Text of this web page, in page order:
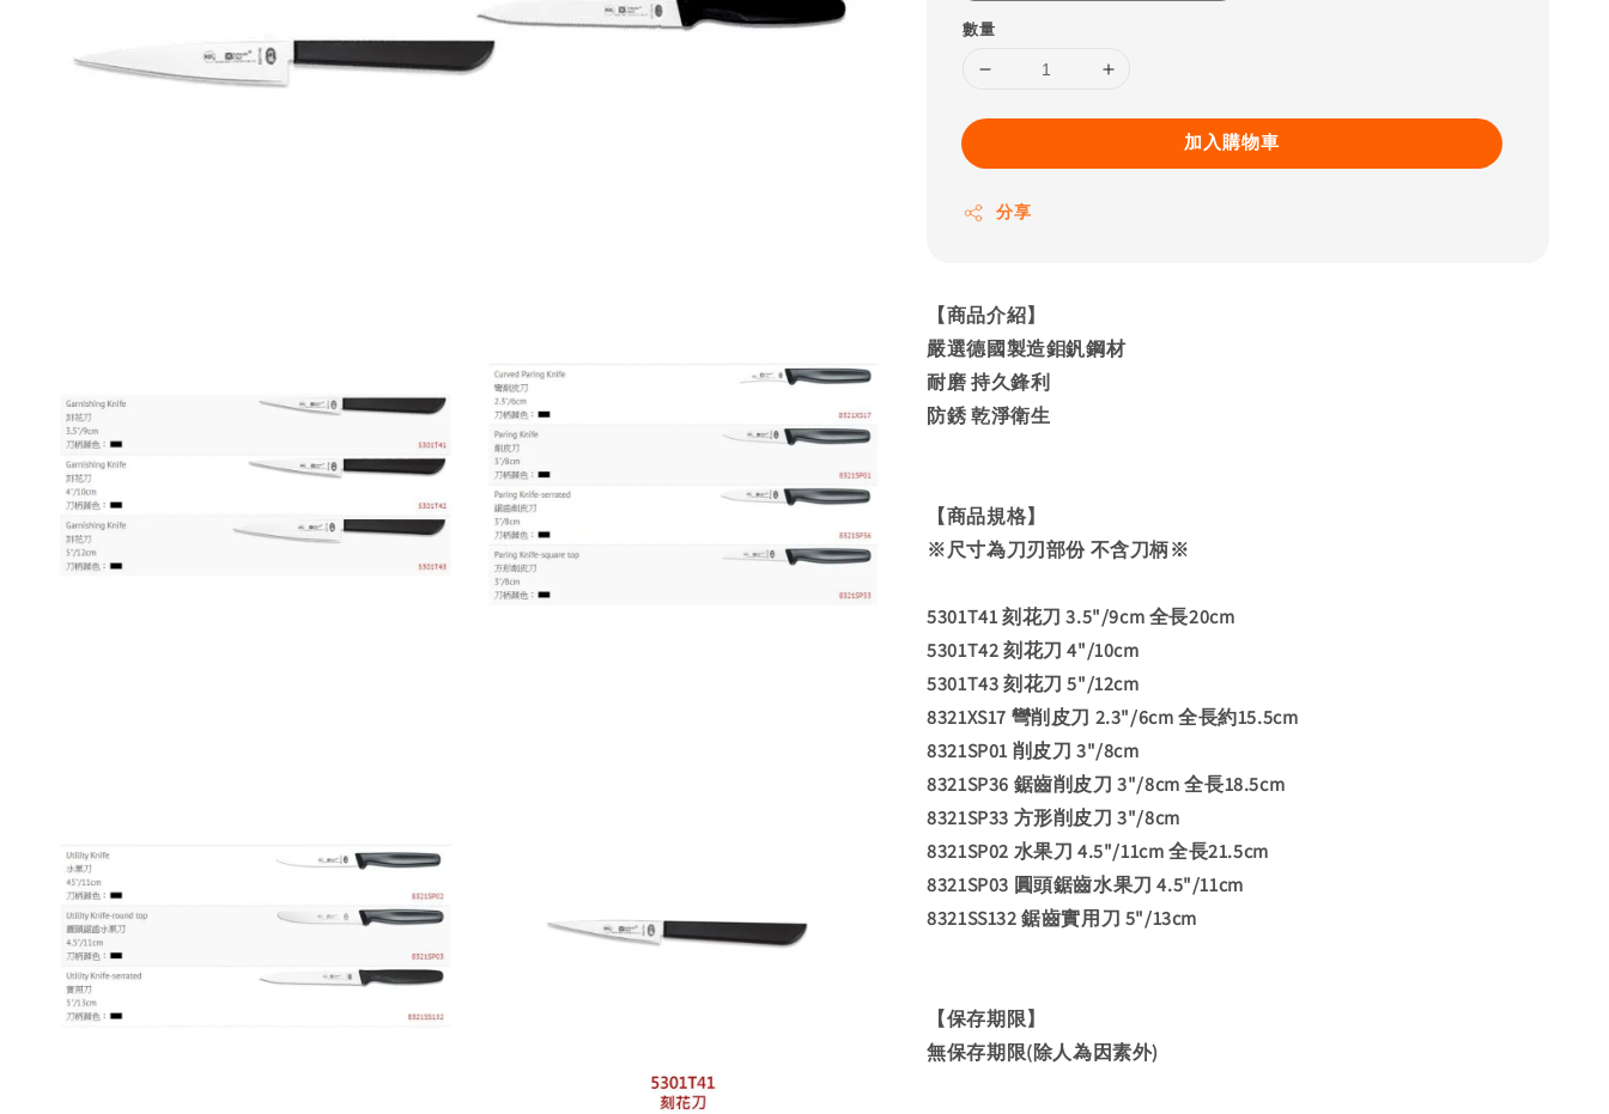
數量
加入購物車
分享
【商品介紹】
嚴選德國製造鉬釩鋼材
耐磨 持久鋒利
防銹 乾淨衛生
【商品規格】
※尺寸為刀刃部份 不含刀柄※
5301T41 刻花刀 3.5"/9cm 全長20cm
5301T42 刻花刀 4"/10cm
5301T43 刻花刀 5"/12cm
8321XS17 彎削皮刀 2.3"/6cm 全長約15.5cm
8321SP01 削皮刀 3"/8cm
8321SP36 鋸齒削皮刀 3"/8cm 全長18.5cm
8321SP33 方形削皮刀 3"/8cm
8321SP02 水果刀 4.5"/11cm 全長21.5cm
8321SP03 圓頭鋸齒水果刀 4.5"/11cm
8321SS132 鋸齒實用刀 5"/13cm
【保存期限】
無保存期限(除人為因素外)